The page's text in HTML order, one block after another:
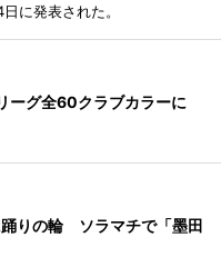
に発表された。
ーグ全60クラブカラーに
踊りの輪 ソラマチで「墨田